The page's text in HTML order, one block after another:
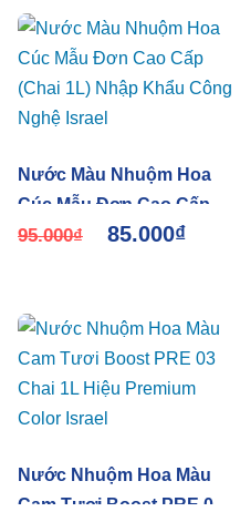
Nước Màu Nhuộm Hoa
Cúc Mẫu Đơn Cao Cấp
(Chai 1L) Nhập Khẩu
95.000₫ 85.000₫
Nước Nhuộm Hoa Màu
Cam Tươi Boost PRE 03